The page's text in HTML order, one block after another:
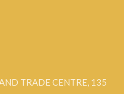
TRADE CENTRE, 135